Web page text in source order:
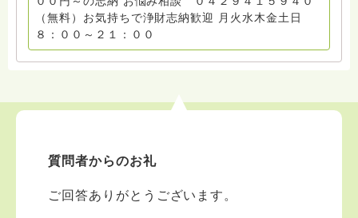
（無料）お気持ちで浄財志納歓迎 月火水木金土日
８：００～２１：００
質問者からのお礼
ご回答ありがとうございます。